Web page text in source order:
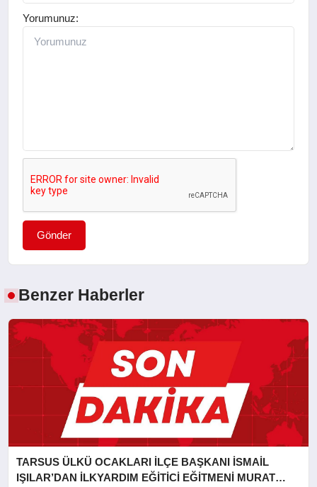
Yorumunuz:
Gönder
Benzer Haberler
TARSUS ÜLKÜ OCAKLARI İLÇE BAŞKANI İSMAİL
IŞILAR’DAN İLKYARDIM EĞİTİCİ EĞİTMENİ MURAT